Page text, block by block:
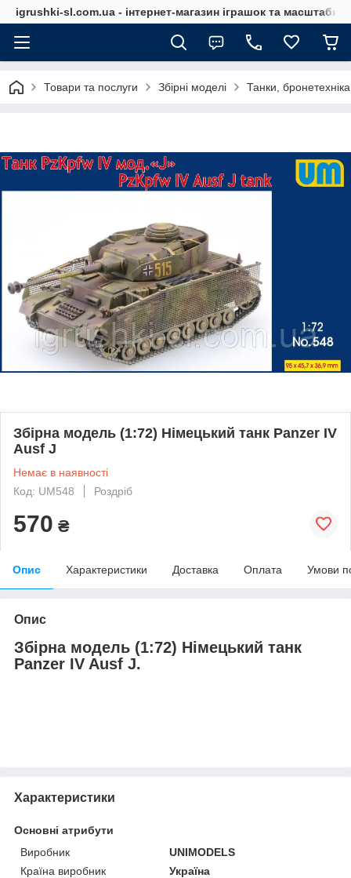
igrushki-sl.com.ua - інтернет-магазин іграшок та
Товари та послуги Збірні моделі Танки,
Збірна модель (1:72) Німецький танк Panzer IV
Ausf J
Немає в наявності
Код: UM548
Роздріб
570 ₴
Опис Характеристики Доставка Оплата Умови
Опис
Збірна модель (1:72) Німецький танк
Panzer IV Ausf J.
Характеристики
Основні атрибути
Виробник
UNIMODELS
Країна виробник
Україна